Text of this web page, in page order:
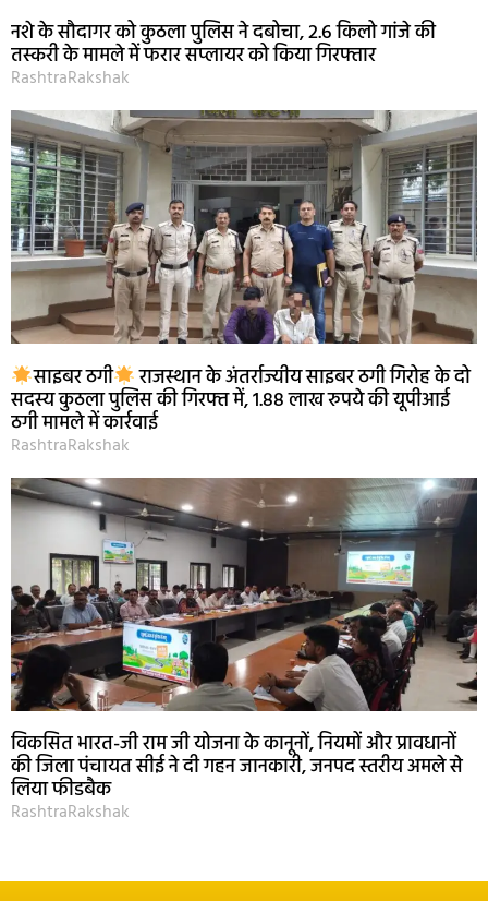
नशे के सौदागर को कुठला पुलिस ने दबोचा, 2.6 किलो गांजे की
तस्करी के मामले में फरार सप्लायर को किया गिरफ्तार
RashtraRakshak
साइबर ठगी राजस्थान के अंतर्राज्यीय साइबर ठगी गिरोह के दो
सदस्य कुठला पुलिस की गिरफ्त में, 1.88 लाख रुपये की यूपीआई
ठगी मामले में कार्रवाई
RashtraRakshak
विकसित भारत-जी राम जी योजना के कानूनों, नियमों और प्रावधानों
की जिला पंचायत सीई ने दी गहन जानकारी, जनपद स्तरीय अमले से
लिया फीडबैक
RashtraRakshak